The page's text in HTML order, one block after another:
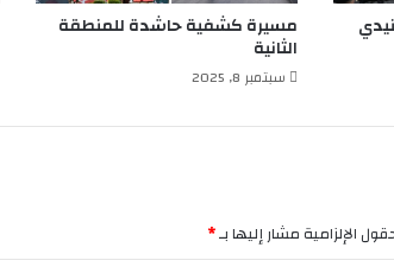
مسيرة كشفية حاشدة للمنطقة
الثانية
سبتمبر 8, 2025
الإلزامية مشار إليها بـ*